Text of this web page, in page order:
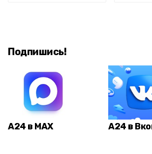
Подпишись!
А24 в MAX А24 в